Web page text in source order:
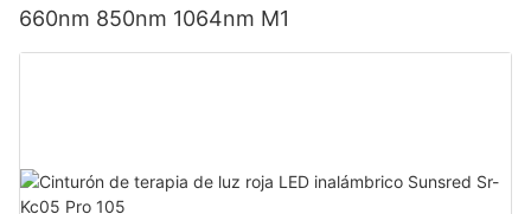
660nm 850nm 1064nm M1